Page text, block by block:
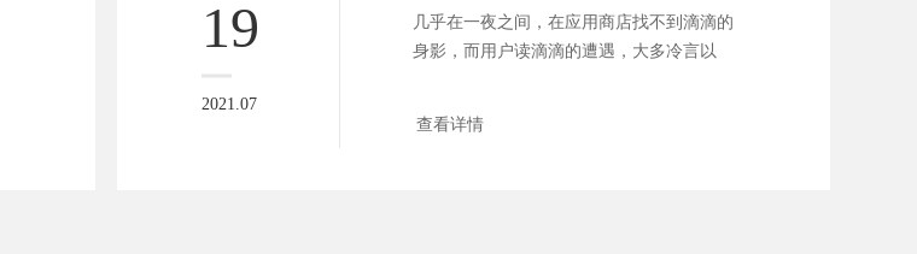
19
2021.07
几乎在一夜之间，在应用商店找不到滴滴的
身影，而用户读滴滴的遭遇，大多冷言以
查看详情